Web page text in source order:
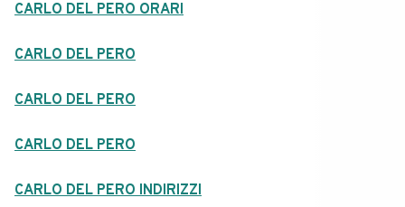
CARLO DEL PERO ORARI
CARLO DEL PERO
CARLO DEL PERO
CARLO DEL PERO
CARLO DEL PERO INDIRIZZI